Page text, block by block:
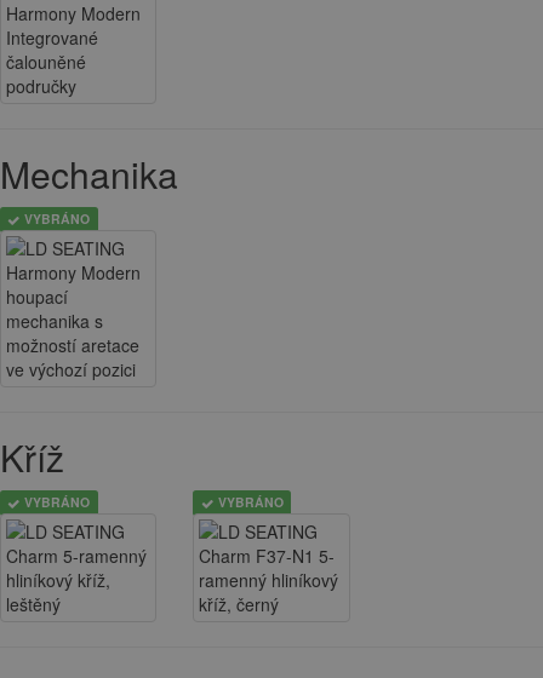
Mechanika
VYBRÁNO
Kříž
VYBRÁNO VYBRÁNO